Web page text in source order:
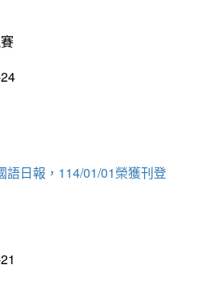
語日報，114/01/01榮獲刊登